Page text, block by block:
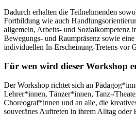
Dadurch erhalten die Teilnehmenden
Fortbildung wie auch
allgemein, Arbeits- und Sozialkompetenz
Bewegungs- und Raumpräsenz sowie
individuellen In-Erscheinung-Tretens vor
Für wen wird dieser Workshop
Der Workshop richtet sich an
Lehrer*innen, Tänzer*innen, Tanz-/
Choreograf*innen und an alle, die
souveränes Auftreten in ihrem Alltag oder